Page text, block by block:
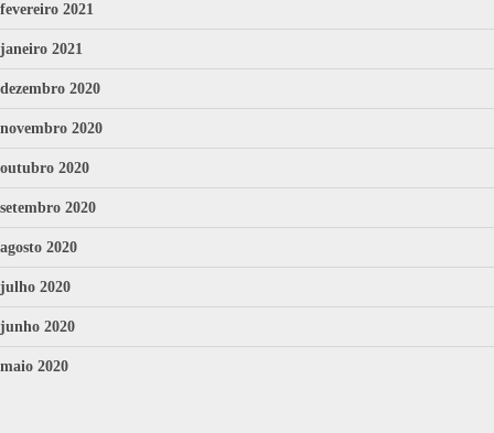
fevereiro 2021
janeiro 2021
dezembro 2020
novembro 2020
outubro 2020
setembro 2020
agosto 2020
julho 2020
junho 2020
maio 2020